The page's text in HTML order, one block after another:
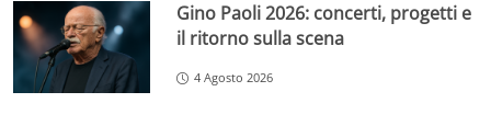
Gino Paoli 2026: concerti, progetti e
il ritorno sulla scena
4 Agosto 2026